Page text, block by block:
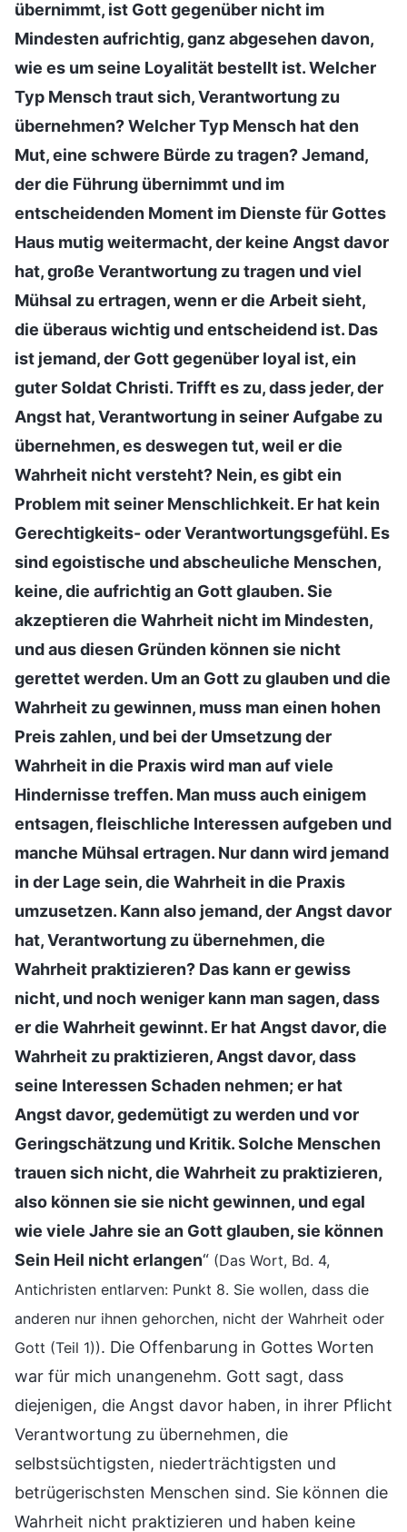
übernimmt, ist Gott gegenüber nicht im
Mindesten aufrichtig, ganz abgesehen davon,
wie es um seine Loyalität bestellt ist. Welcher
Typ Mensch traut sich, Verantwortung zu
übernehmen? Welcher Typ Mensch hat den
Mut, eine schwere Bürde zu tragen? Jemand,
der die Führung übernimmt und im
entscheidenden Moment im Dienste für Gottes
Haus mutig weitermacht, der keine Angst davor
hat, große Verantwortung zu tragen und viel
Mühsal zu ertragen, wenn er die Arbeit sieht,
die überaus wichtig und entscheidend ist. Das
ist jemand, der Gott gegenüber loyal ist, ein
guter Soldat Christi. Trifft es zu, dass jeder, der
Angst hat, Verantwortung in seiner Aufgabe zu
übernehmen, es deswegen tut, weil er die
Wahrheit nicht versteht? Nein, es gibt ein
Problem mit seiner Menschlichkeit. Er hat kein
Gerechtigkeits- oder Verantwortungsgefühl. Es
sind egoistische und abscheuliche Menschen,
keine, die aufrichtig an Gott glauben. Sie
akzeptieren die Wahrheit nicht im Mindesten,
und aus diesen Gründen können sie nicht
gerettet werden. Um an Gott zu glauben und die
Wahrheit zu gewinnen, muss man einen hohen
Preis zahlen, und bei der Umsetzung der
Wahrheit in die Praxis wird man auf viele
Hindernisse treffen. Man muss auch einigem
entsagen, fleischliche Interessen aufgeben und
manche Mühsal ertragen. Nur dann wird jemand
in der Lage sein, die Wahrheit in die Praxis
umzusetzen. Kann also jemand, der Angst davor
hat, Verantwortung zu übernehmen, die
Wahrheit praktizieren? Das kann er gewiss
nicht, und noch weniger kann man sagen, dass
er die Wahrheit gewinnt. Er hat Angst davor, die
Wahrheit zu praktizieren, Angst davor, dass
seine Interessen Schaden nehmen; er hat
Angst davor, gedemütigt zu werden und vor
Geringschätzung und Kritik. Solche Menschen
trauen sich nicht, die Wahrheit zu praktizieren,
also können sie sie nicht gewinnen, und egal
wie viele Jahre sie an Gott glauben, sie können
Sein Heil nicht erlangen“ (Das Wort, Bd. 4,
Antichristen entlarven: Punkt 8. Sie wollen, dass die
anderen nur ihnen gehorchen, nicht der Wahrheit oder
Gott (Teil 1)). Die Offenbarung in Gottes Worten
war für mich unangenehm. Gott sagt, dass
diejenigen, die Angst davor haben, in ihrer Pflicht
Verantwortung zu übernehmen, die
selbstsüchtigsten, niederträchtigsten und
betrügerischsten Menschen sind. Sie können die
Wahrheit nicht praktizieren und haben keine